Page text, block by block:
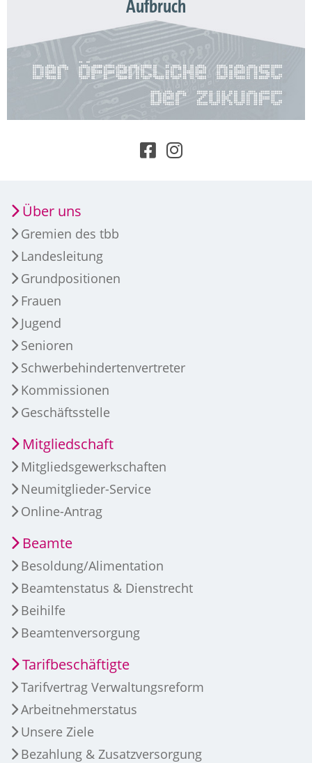
Aufbruch
Über uns
Gremien des tbb
Landesleitung
Grundpositionen
Frauen
Jugend
Senioren
Schwerbehindertenvertreter
Kommissionen
Geschäftsstelle
Mitgliedschaft
Mitgliedsgewerkschaften
Neumitglieder-Service
Online-Antrag
Beamte
Besoldung/Alimentation
Beamtenstatus & Dienstrecht
Beihilfe
Beamtenversorgung
Tarifbeschäftigte
Tarifvertrag Verwaltungsreform
Arbeitnehmerstatus
Unsere Ziele
Bezahlung & Zusatzversorgung